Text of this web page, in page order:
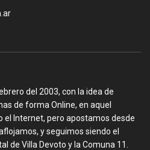
del 2003, con la idea de
de forma Online, en aquel
el Internet, pero apostamos desde
y seguimos siendo el
de Villa Devoto y la Comuna 11.